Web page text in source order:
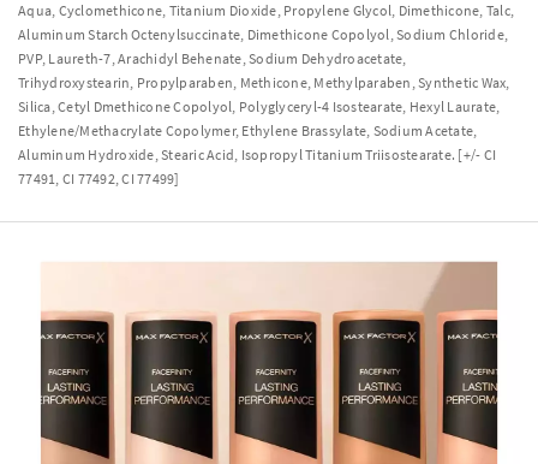
Aqua, Cyclomethicone, Titanium Dioxide, Propylene Glycol, Dimethicone, Talc,
Aluminum Starch Octenylsuccinate, Dimethicone Copolyol, Sodium Chloride,
PVP, Laureth-7, Arachidyl Behenate, Sodium Dehydroacetate,
Trihydroxystearin, Propylparaben, Methicone, Methylparaben, Synthetic Wax,
Silica, Cetyl Dmethicone Copolyol, Polyglyceryl-4 Isostearate, Hexyl Laurate,
Ethylene/Methacrylate Copolymer, Ethylene Brassylate, Sodium Acetate,
Aluminum Hydroxide, Stearic Acid, Isopropyl Titanium Triisostearate. [+/- CI
77491, CI 77492, CI 77499]